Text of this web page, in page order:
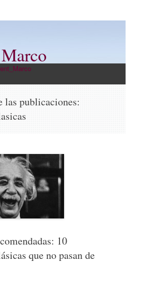
las publicaciones:
10
que no pasan de